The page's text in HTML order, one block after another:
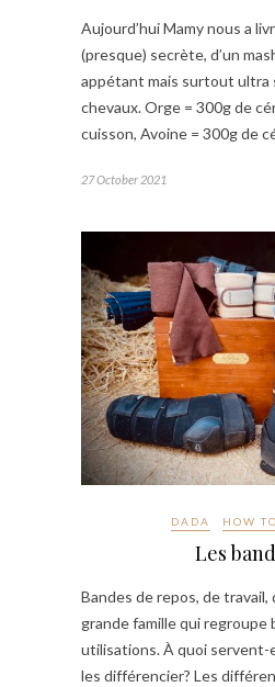
Aujourd’hui Mamy nous a
(presque) secrète, d’un
appétant mais surtout ultra
chevaux. Orge = 300g de
cuisson, Avoine = 300g de
27 October 2021
DADA HOW
Les
Bandes de repos, de
grande famille qui regroupe
utilisations. À quoi servent-
les différencier? Les